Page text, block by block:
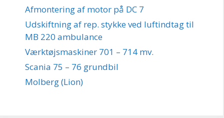
Afmontering af motor på DC 7
Udskiftning af rep. stykke ved luftindtag til
MB 220 ambulance
Værktøjsmaskiner 701 – 714 mv.
Scania 75 – 76 grundbil
Molberg (Lion)